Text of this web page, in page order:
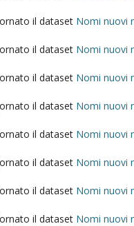
il dataset Nomi nuovi
il dataset Nomi nuovi
il dataset Nomi nuovi
il dataset Nomi nuovi
il dataset Nomi nuovi
il dataset Nomi nuovi
il dataset Nomi nuovi
il dataset Nomi nuovi